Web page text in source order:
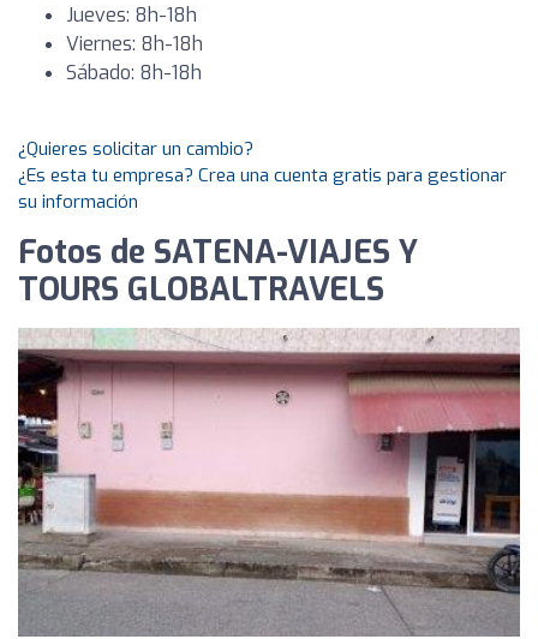
Jueves: 8h-18h
Viernes: 8h-18h
Sábado: 8h-18h
¿Quieres solicitar un cambio?
¿Es esta tu empresa? Crea una cuenta gratis para gestionar
su información
Fotos de SATENA-VIAJES Y
TOURS GLOBALTRAVELS